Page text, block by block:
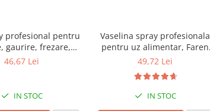
profesional pentru
gaurire, frezare,
F71, 400 ml
46,67 Lei
IN STOC
Vaselina spray profesionala
pentru uz alimentar, Faren
F78, 400ml
49,72 Lei
IN STOC